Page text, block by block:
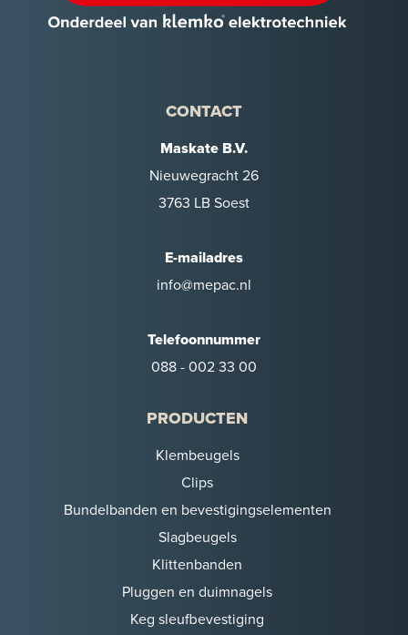
CONTACT
Maskate B.V.
Nieuwegracht 26
3763 LB Soest
E-mailadres
info@mepac.nl
Telefoonnummer
088 - 002 33 00
PRODUCTEN
Klembeugels
Clips
Bundelbanden en bevestigingselementen
Slagbeugels
Klittenbanden
Pluggen en duimnagels
Keg sleufbevestiging